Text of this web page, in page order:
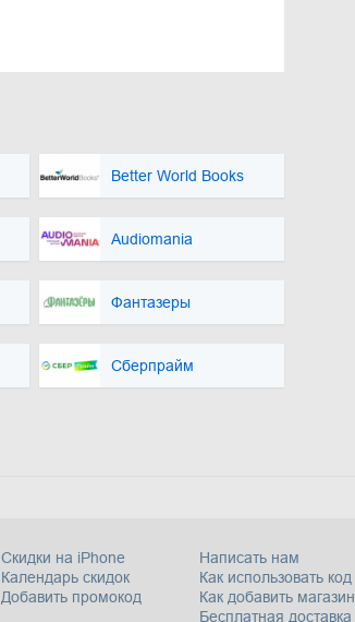
Better World Books
Audiomania
Фантазеры
Сберпрайм
Скидки на iPhone
Календарь скидок
Добавить промокод
Написать нам
Как использовать код
Как добавить магазин
Бесплатная доставка